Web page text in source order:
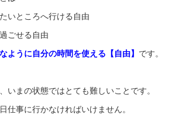
いところへ行ける自由
ごせる自由
ように自分の時間を使える【自由】 です。
いまの状態ではとても難しいことです。
仕事に行かなければいけません。